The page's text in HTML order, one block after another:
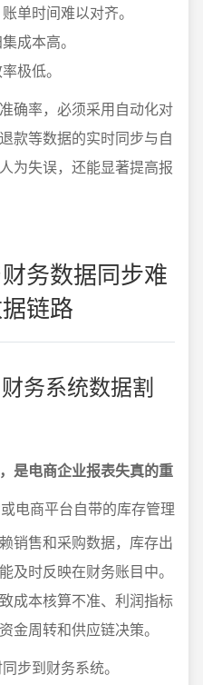
单时间难以对齐。
成本高。
极低。
确率，必须采用自动化对
款等数据的实时同步与自
为失误，还能显著提高报
务数据同步难
链路
务系统数据割
是电商企业报表失真的重
电商平台自带的库存管理
销售和采购数据，库存出
及时反映在财务账目中。
成本核算不准、利润指标
金周转和供应链决策。
步到财务系统。